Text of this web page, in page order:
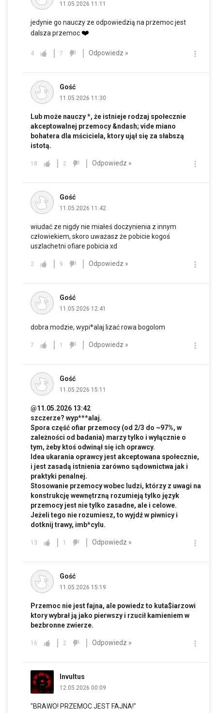
11.05.2026 11:11
jedynie go nauczy ze odpowiedzią na przemoc jest
dalsza przemoc ❤️
4 7 Odpowiedz »
Gość
11.05.2026 11:30
Lub może nauczy *, że istnieje rodzaj społecznie
akceptowalnej przemocy &ndash; vide miano
bohatera dla mściciela, ktory ujął się za słabszą
istotą.
18 2 Odpowiedz »
Gość
11.05.2026 11:42
wiudać ze nigdy nie miałeś doczynienia z innym
człowiekiem, skoro uważasz że pobicie kogoś
uszlachetni ofiare pobicia xd
2 9 Odpowiedz »
Gość
11.05.2026 12:41
dobra modzie, wypi*alaj lizać rowa bogolom
7 1 Odpowiedz »
Gość
11.05.2026 15:11
@11.05.2026 13:42
szczerze? wyp***alaj.
Spora część ofiar przemocy (od 2/3 do ~97%, w
zależności od badania) marzy tylko i wyłącznie o
tym, żeby ktoś odwinął się ich oprawcy.
Idea ukarania oprawcy jest akceptowana społecznie,
i jest zasadą istnienia zarówno sądownictwa jak i
praktyki penalnej.
Stosowanie przemocy wobec ludzi, którzy z uwagi na
konstrukcję wewnętrzną rozumieją tylko język
przemocy jest nie tylko zasadne, ale i celowe.
Jeżeli tego nie rozumiesz, to wyjdź w piwnicy i
dotknij trawy, imb*cylu.
13 1 Odpowiedz »
Gość
11.05.2026 15:19
Przemoc nie jest fajna, ale powiedz to kuta$iarzowi
ktory wybrał ją jako pierwszy i rzucił kamieniem w
bezbronne zwierze.
16 2 Odpowiedz »
Invultus
12.05.2026 00:09
"BRAWO! PRZEMOC JEST FAJNA!"